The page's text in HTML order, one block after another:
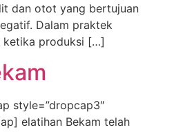
dan otot yang bertujuan
Dalam praktek
ketika produksi […]
style=”dropcap3″
elatihan Bekam telah